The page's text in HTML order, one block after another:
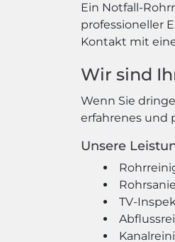
Ein Notfall-
professioneller
Kontakt mit
Wir sind
Wenn Sie
erfahrenes und
Unsere
TV-